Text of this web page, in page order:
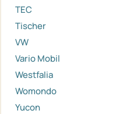
TEC
Tischer
VW
Vario Mobil
Westfalia
Womondo
Yucon